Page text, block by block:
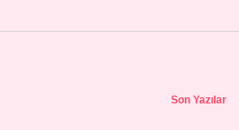
Son Yazılar